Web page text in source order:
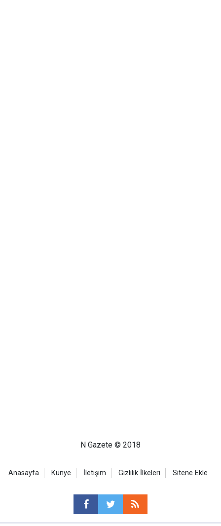
N Gazete © 2018
Anasayfa Künye İletişim Gizlilik İlkeleri Sitene Ekle